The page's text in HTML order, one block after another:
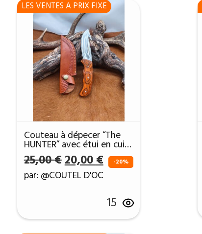
LES VENTES A PRIX FIXE
Couteau à dépecer “The
HUNTER” avec étui en cuir
DPC51
25,00€ Le
prix
initial
20,00€Le
prix
actuel
est :
20,00 €.
-20%
par: @COUTEL D'OC
15